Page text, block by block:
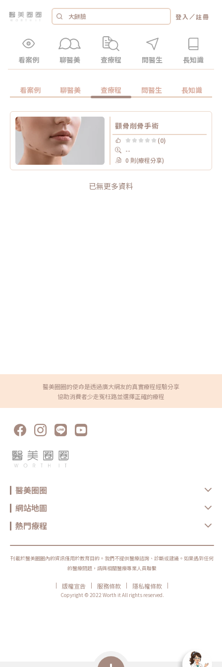
登入 ／註冊
看案例 聊醫美 查療程 問醫生 長知識
看案例 聊醫美 查療程 問醫生 長知識
顴骨削骨手術
(0)
--
0 則(療程分享)
已無更多資料
醫美圈圈的使命是透過廣大網友的真實療程經驗分享
協助消費者少走冤枉路並選擇正確的療程
醫美圈圈
網站地圖
熱門療程
刊載於醫美圈圈內的資訊僅用於教育目的。我們不提供醫療諮詢、診斷或建議。如果遇到任何
的醫療問題，請與相關醫療專業人員聯繫
| 版權宣告 | 服務條款 | 隱私權條款
|
Copyright © 2022 Worth it All rights reserved.